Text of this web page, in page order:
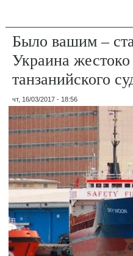
Было вашим –
Украина жестоко
танзанийского
чт, 16/03/2017 - 18:56